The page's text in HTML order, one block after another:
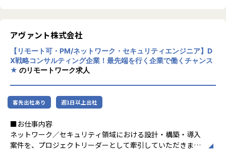
■このポジションの特徴・魅力
・企画構想段階からプロジェクトに関与し、要件整理〜実装
推進まで一気通貫で関われる
・業務／事業変革に直結するDX案件で、現場を動かす推進役
に意思決定・実行できる
品質／定着化の実績を評価）
・技術専門職とは異なる、プロジェクト推進に軸足を置いた
リーダーポジション
・マルチアカウント設計、Landing Zone整備（Organizati
・ネットワーク設計（VPC、Transit Gateway、VPN/Direct
Connect等）
・IAM設計（SSO/MFA、権限設計、最小権限、RBAC）
・セキュリティ設計（ログ統合、監査、検知・防御の設計）
・設計レビュー、構成標準化、ベストプラクティスの展開
▼ 自動化・運用高度化の推進
・IaCによる標準化・自動化の推進（Terraform/CloudForm
ation/CDK等）
・CI/CDや運用自動化（Runbook整備、定型作業の自動化）
アヴァント株式会社
【リモート可・PM/ネットワーク・セキュリティエンジニア】D
X戦略コンサルティング企業！最先端を行く企業で働くチャンス
★ のリモートワーク求人
客先出社あり 週1日以上出社
■お仕事内容
ネットワーク／セキュリティ領域における設計・構築・導入
案件を、プロジェクトリーダーとして牽引していただきま